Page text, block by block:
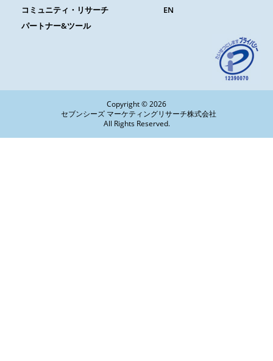
コミュニティ・リサーチ
パートナー&ツール
EN
Copyright © 2026
セブンシーズ マーケティングリサーチ株式会社
All Rights Reserved.